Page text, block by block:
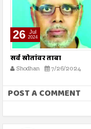
26 Jul
2024
सर्व स्रोतांवर ताबा
Shodhan 7/26/2024
POST A COMMENT